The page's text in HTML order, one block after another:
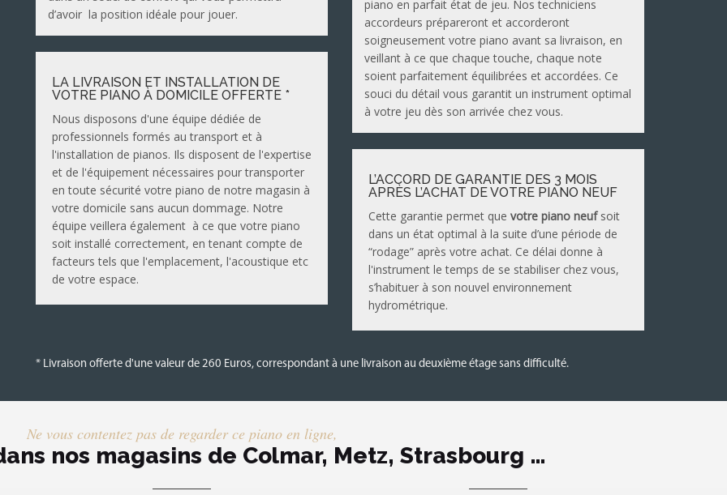
d’avoir la position idéale pour jouer.
LA LIVRAISON ET INSTALLATION DE
VOTRE PIANO À DOMICILE OFFERTE *
Nous disposons d'une équipe dédiée de
professionnels formés au transport et à
l'installation de pianos. Ils disposent de l'expertise
et de l'équipement nécessaires pour transporter
en toute sécurité votre piano de notre magasin à
votre domicile sans aucun dommage. Notre
équipe veillera également à ce que votre piano
soit installé correctement, en tenant compte de
facteurs tels que l'emplacement, l'acoustique etc
de votre espace.
piano en parfait état de jeu. Nos techniciens
accordeurs prépareront et accorderont
soigneusement votre piano avant sa livraison, en
veillant à ce que chaque touche, chaque note
soient parfaitement équilibrées et accordées. Ce
souci du détail vous garantit un instrument optimal
à votre jeu dès son arrivée chez vous.
L’ACCORD DE GARANTIE DES 3 MOIS
APRÈS L’ACHAT DE VOTRE PIANO NEUF
Cette garantie permet que votre piano neufsoit
dans un état optimal à la suite d’une période de
“rodage” après votre achat. Ce délai donne à
l'instrument le temps de se stabiliser chez vous,
s’habituer à son nouvel environnement
hydrométrique.
* Livraison offerte d'une valeur de 260 Euros, correspondant à une livraison au deuxième étage sans difficulté.
Ne vous contentez pas de regarder ce piano en ligne,
nos magasins de Colmar, Metz, Strasbourg …